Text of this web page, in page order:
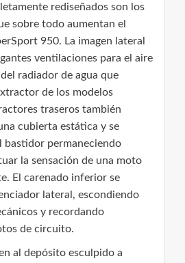
rediseñados son los
sobre todo aumentan el
950. La imagen lateral
ventilaciones para el aire
radiador de agua que
de los modelos
traseros también
cubierta estática y se
bastidor permaneciendo
la sensación de una moto
El carenado inferior se
lateral, escondiendo
y recordando
de circuito.
al depósito esculpido a